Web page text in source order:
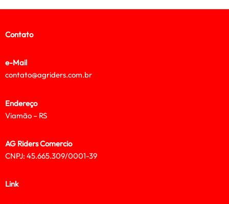
Contato
e-Mail
contato@agriders.com.br
Endereço
Viamão – RS
AG Riders Comercio
CNPJ: 45.665.309/0001-39
Link